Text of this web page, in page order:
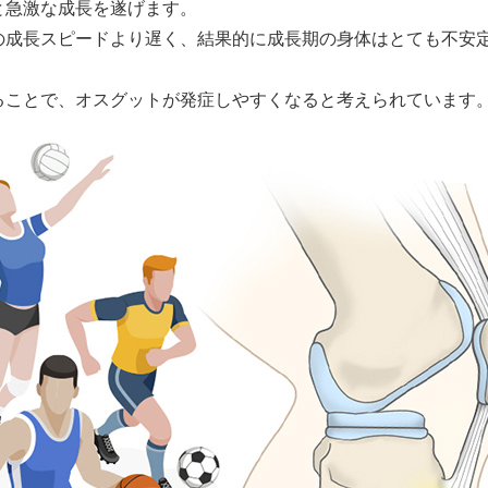
激な成長を遂げます。
長スピードより遅く、結果的に成長期の身体はとても不安
とで、オスグットが発症しやすくなると考えられています